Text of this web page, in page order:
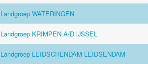
Landgroep WATERINGEN
Landgroep KRIMPEN A/D IJSSEL
Landgroep LEIDSCHENDAM LEIDSENDAM